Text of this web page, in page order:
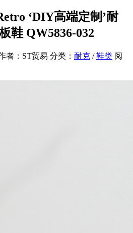
‘DIY高端定制’耐
鞋 QW5836-032
者：ST贸易 分类： 耐克 /鞋类 阅